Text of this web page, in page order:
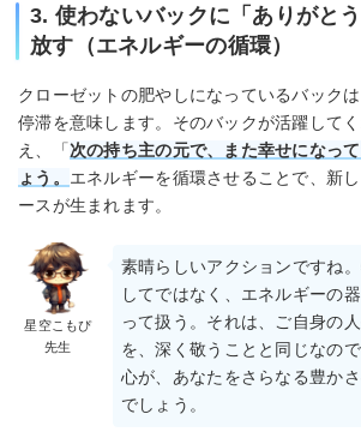
3. 使わないバックに「ありがと
放す（エネルギーの循環）
クローゼットの肥やしになっているバック
停滞を意味します。そのバックが活躍して
え、「次の持ち主の元で、また幸せになっ
ょう。 エネルギーを循環させることで、新
ースが生まれます。
星空こもぴ
先生
素晴らしいアクションですね
してではなく、エネルギーの
って扱う。それは、ご自身の
を、深く敬うことと同じなの
心が、あなたをさらなる豊か
でしょう。